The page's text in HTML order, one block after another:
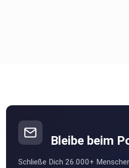
Bleibe beim
Schließe Dich 26.000+